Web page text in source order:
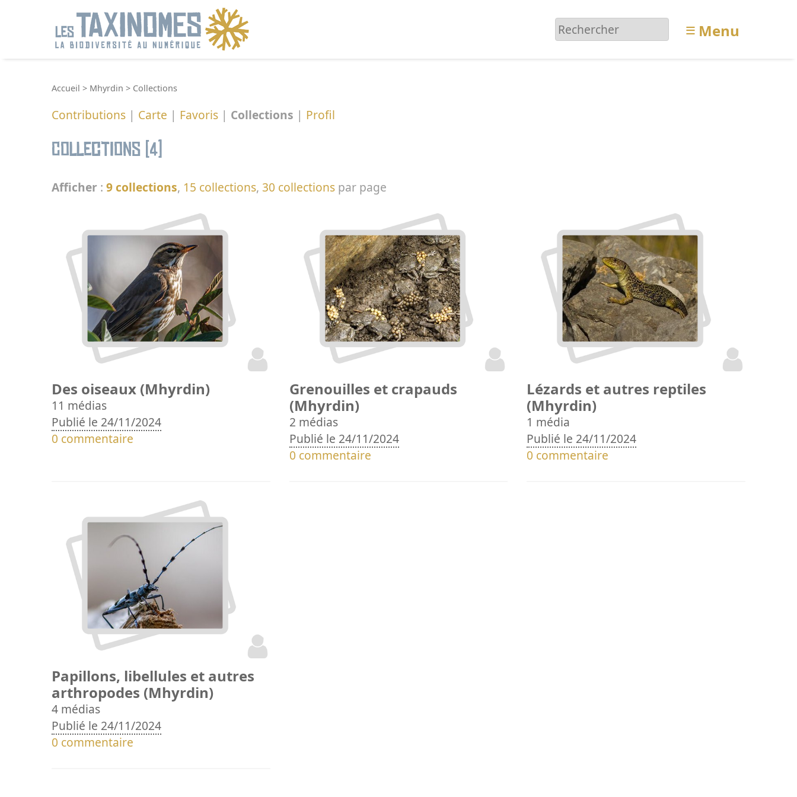
≡ Menu
Accueil > Mhyrdin > Collections
Contributions | Carte | Favoris | Collections | Profil
Collections (4)
Afficher : 9 collections, 15 collections, 30 collections par page
Des oiseaux (Mhyrdin)
11 médias
Publié le 24/11/2024
0 commentaire
Grenouilles et crapauds
(Mhyrdin)
2 médias
Publié le 24/11/2024
0 commentaire
Lézards et autres reptiles
(Mhyrdin)
1 média
Publié le 24/11/2024
0 commentaire
Papillons, libellules et autres
arthropodes (Mhyrdin)
4 médias
Publié le 24/11/2024
0 commentaire